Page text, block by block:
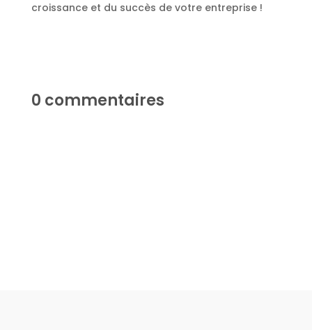
croissance et du succès de votre entreprise !
0 commentaires